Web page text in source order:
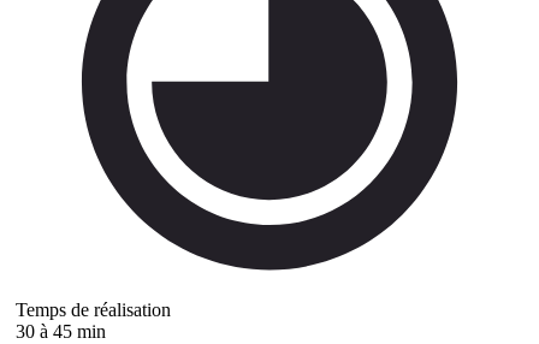
Temps de réalisation
30 à 45 min